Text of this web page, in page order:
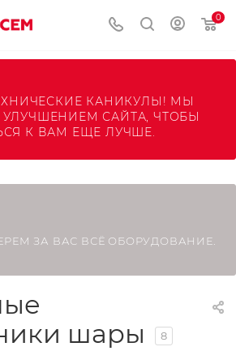
0
КАНИКУЛЫ! МЫ
САЙТА, ЧТОБЫ
К ВАМ ЕЩЕ ЛУЧШЕ.
ЗА ВАС ВСЁ ОБОРУДОВАНИЕ.
шары
8